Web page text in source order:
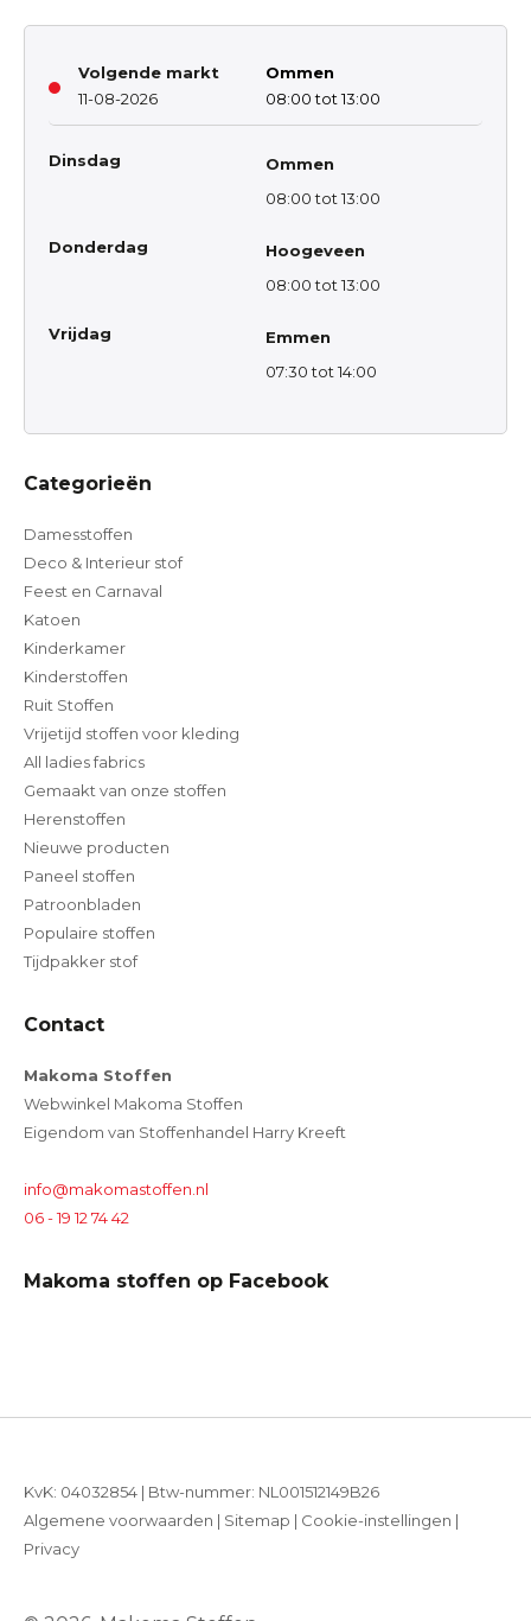
Volgende markt
11-08-2026
Ommen
08:00 tot 13:00
Dinsdag
Ommen
08:00 tot 13:00
Donderdag
Hoogeveen
08:00 tot 13:00
Vrijdag
Emmen
07:30 tot 14:00
Categorieën
Damesstoffen
Deco & Interieur stof
Feest en Carnaval
Katoen
Kinderkamer
Kinderstoffen
Ruit Stoffen
Vrijetijd stoffen voor kleding
All ladies fabrics
Gemaakt van onze stoffen
Herenstoffen
Nieuwe producten
Paneel stoffen
Patroonbladen
Populaire stoffen
Tijdpakker stof
Contact
Makoma Stoffen
Webwinkel Makoma Stoffen
Eigendom van Stoffenhandel Harry Kreeft
info@makomastoffen.nl
06 - 19 12 74 42
Makoma stoffen op Facebook
KvK: 04032854 | Btw-nummer: NL001512149B26
Algemene voorwaarden | Sitemap | Cookie-instellingen |
Privacy